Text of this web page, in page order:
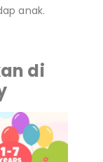
anak.
di